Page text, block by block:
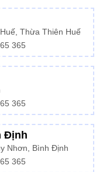
Thừa Thiên Huế
365
365
Định
Nhơn, Bình Định
365